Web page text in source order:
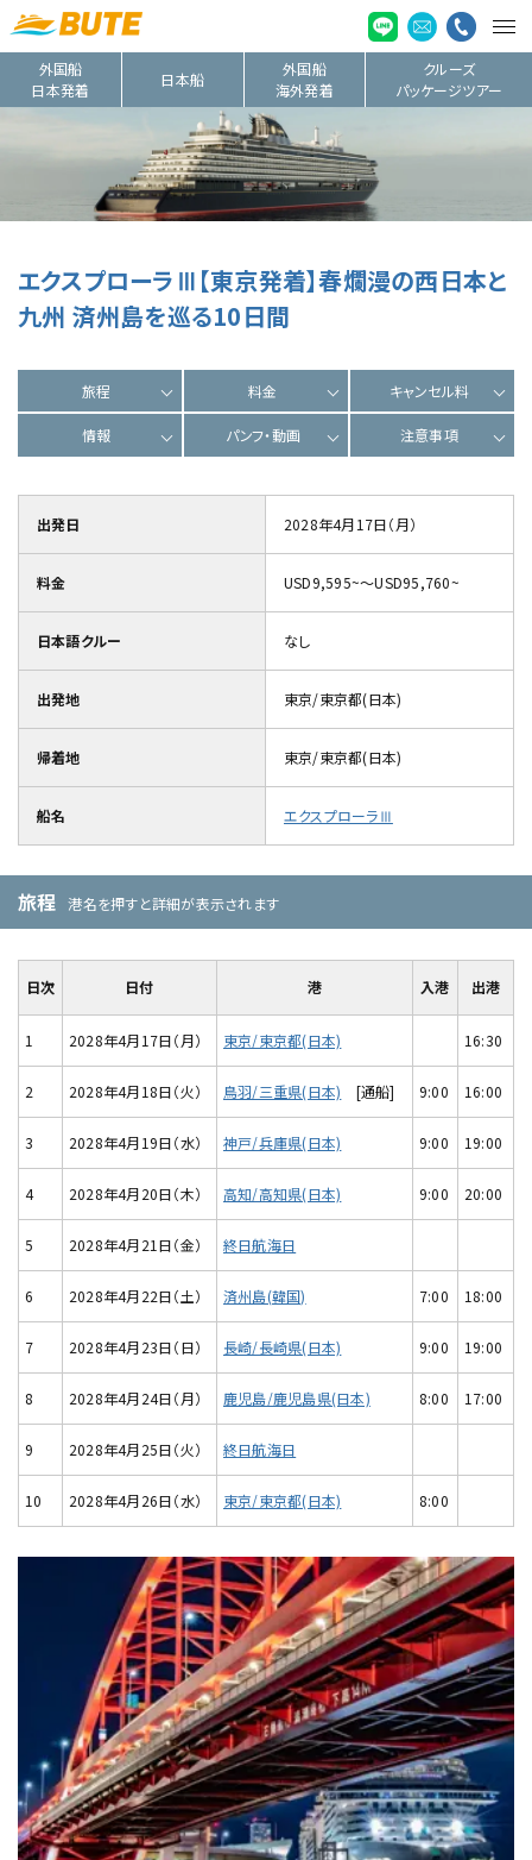
外国船
日本発着
日本船
外国船
海外発着
クルーズ
パッケージツアー
エクスプローラⅢ【東京発着】春爛漫の西日本と
九州 済州島を巡る10日間
旅程 料金 キャンセル料
情報 パンフ・動画 注意事項
出発日 2028年4月17日（月）
料金 USD9,595~～USD95,760~
日本語クルー なし
出発地 東京/東京都(日本)
帰着地 東京/東京都(日本)
船名 エクスプローラⅢ
旅程 港名を押すと詳細が表示されます
日次 日付 港 入港 出港
1 2028年4月17日（月） 東京/東京都(日本) 16:30
2 2028年4月18日（火） 鳥羽/三重県(日本) [通船] 9:00 16:00
3 2028年4月19日（水） 神戸/兵庫県(日本) 9:00 19:00
4 2028年4月20日（木） 高知/高知県(日本) 9:00 20:00
5 2028年4月21日（金） 終日航海日
6 2028年4月22日（土） 済州島(韓国) 7:00 18:00
7 2028年4月23日（日） 長崎/長崎県(日本) 9:00 19:00
8 2028年4月24日（月） 鹿児島/鹿児島県(日本) 8:00 17:00
9 2028年4月25日（火） 終日航海日
10 2028年4月26日（水） 東京/東京都(日本) 8:00